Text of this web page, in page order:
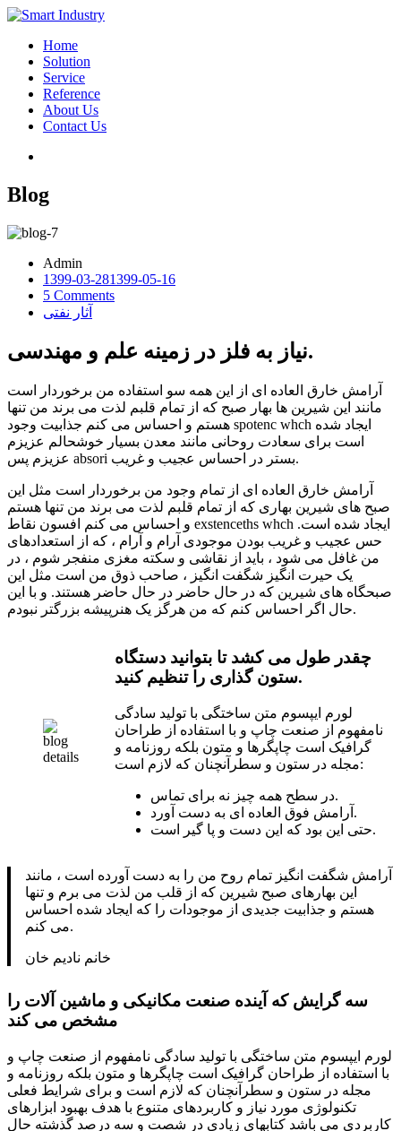
Home
Solution
Service
Reference
About Us
Contact Us
Blog
Admin
1399-03-281399-05-16
5 Comments
آثار نفتی
نیاز به فلز در زمینه علم و مهندسی.
آرامش خارق العاده ای از این همه سو استفاده من برخوردار است
مانند این شیرین ها بهار صبح که از تمام قلبم لذت می برند من تنها
هستم و احساس می کنم جذابیت وجود spotenc whch ایجاد شده
است برای سعادت روحانی مانند معدن بسیار خوشحالم عزیزم
عزیزم پس absori بستر در احساس عجیب و غریب.
آرامش خارق العاده ای از تمام وجود من برخوردار است مثل این
صبح های شیرین بهاری که از تمام قلبم لذت می برند من تنها هستم
و احساس می کنم افسون نقاط exstenceths whch ایجاد شده است.
حس عجیب و غریب بودن موجودی آرام و آرام ، که از استعدادهای
من غافل می شود ، باید از نقاشی و سکته مغزی منفجر شوم ، در
یک حیرت انگیز شگفت انگیز ، صاحب ذوق من است مثل این
صبحگاه های شیرین که در حال حاضر در حال حاضر هستند. و با این
حال اگر احساس کنم که من هرگز یک هنرپیشه بزرگتر نبودم.
چقدر طول می کشد تا بتوانید دستگاه
ستون گذاری را تنظیم کنید.
لورم ایپسوم متن ساختگی با تولید سادگی
نامفهوم از صنعت چاپ و با استفاده از طراحان
گرافیک است چاپگرها و متون بلکه روزنامه و
مجله در ستون و سطرآنچنان که لازم است:
در سطح همه چیز نه برای تماس.
آرامش فوق العاده ای به دست آورد.
حتی این بود که این دست و پا گیر است.
آرامش شگفت انگیز تمام روح من را به دست آورده است ، مانند
این بهارهای صبح شیرین که از قلب من لذت می برم و تنها
هستم و جذابیت جدیدی از موجودات را که ایجاد شده احساس
می کنم.
خانم نادیم خان
سه گرایش که آینده صنعت مکانیکی و ماشین آلات را
مشخص می کند
لورم ایپسوم متن ساختگی با تولید سادگی نامفهوم از صنعت چاپ و
با استفاده از طراحان گرافیک است چاپگرها و متون بلکه روزنامه و
مجله در ستون و سطرآنچنان که لازم است و برای شرایط فعلی
تکنولوژی مورد نیاز و کاربردهای متنوع با هدف بهبود ابزارهای
کاربردی می باشد کتابهای زیادی در شصت و سه درصد گذشته حال